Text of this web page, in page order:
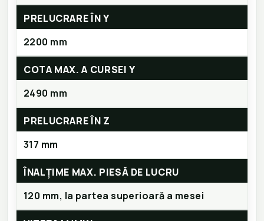
PRELUCRARE ÎN Y
2200 mm
COTA MAX. A CURSEI Y
2490 mm
PRELUCRARE ÎN Z
317 mm
ÎNALȚIME MAX. PIESĂ DE LUCRU
120 mm, la partea superioară a mesei